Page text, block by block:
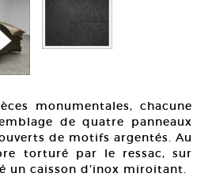
monumentales, chacune
de quatre panneaux
de motifs argentés. Au
torturé par le ressac, sur
un caisson d’inox miroitant.